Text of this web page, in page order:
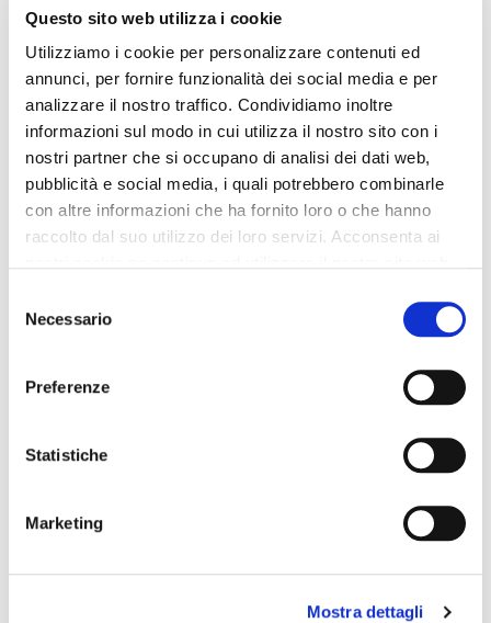
Questo sito web utilizza i cookie
Utilizziamo i cookie per personalizzare contenuti ed
annunci, per fornire funzionalità dei social media e per
analizzare il nostro traffico. Condividiamo inoltre
informazioni sul modo in cui utilizza il nostro sito con i
nostri partner che si occupano di analisi dei dati web,
pubblicità e social media, i quali potrebbero combinarle
con altre informazioni che ha fornito loro o che hanno
raccolto dal suo utilizzo dei loro servizi. Acconsenta ai
delNecessario
Preferenze
Statistiche
Marketing
Mostra dettagli